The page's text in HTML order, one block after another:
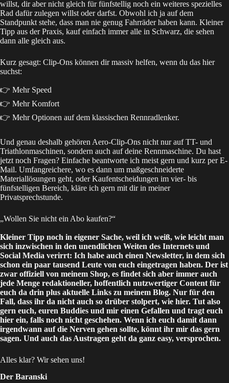
willst, dir aber nicht gleich für fünfstellig noch ein weiteres spezielles
Rad dafür zulegen willst oder darfst. Obwohl ich ja auf dem
Standpunkt stehe, dass man nie genug Fahrräder haben kann. Kleiner
Tipp aus der Praxis, kauf einfach immer alle in Schwarz, die sehen
dann alle gleich aus.
Kurz gesagt: Clip-Ons können dir massiv helfen, wenn du das hier
suchst:
👉 Mehr Speed
👉 Mehr Komfort
👉 Mehr Optionen auf dem klassischen Rennradlenker.
Und genau deshalb gehören Aero-Clip-Ons nicht nur auf TT- und
Triathlonmaschinen, sondern auch auf deine Rennmaschine. Du hast
jetzt noch Fragen? Einfache beantworte ich meist gern und kurz perE-
Mail. Umfangreichere, wo es dann um maßgeschneiderte
Materiallösungen geht, oder Kaufentscheidungen im vier- bis
fünfstelligen Bereich, kläre ich gern mit dir in meiner
Privatsprechstunde.
„Wollen Sie nicht ein Abo kaufen?“
Kleiner Tipp noch in eigener Sache, weil ich weiß, wie leicht man
sich inzwischen in den unendlichen Weiten des Internets und
Social Media verirrt: Ich habe auch einen Newsletter, in dem sich
schon ein paar tausend Leute von euch eingetragen haben. Der ist
zwar offiziell von meinem Shop, es findet sich aber immer auch
jede Menge redaktioneller, hoffentlich nutzwertiger Content für
euch da drin plus aktuelle Links zu meinem Blog. Nur für den
Fall, dass ihr da nicht auch so drüber stolpert, wie hier. Tut also
gern euch, euren Buddies und mir einen Gefallen und tragt euch
hier ein, falls noch nicht geschehen. Wenn ich euch damit dann
irgendwann auf die Nerven gehen sollte, könnt ihr mir das gern
sagen. Und auch das Austragen geht da ganz easy, versprochen.
Alles klar? Wir sehen uns!
Der Baranski